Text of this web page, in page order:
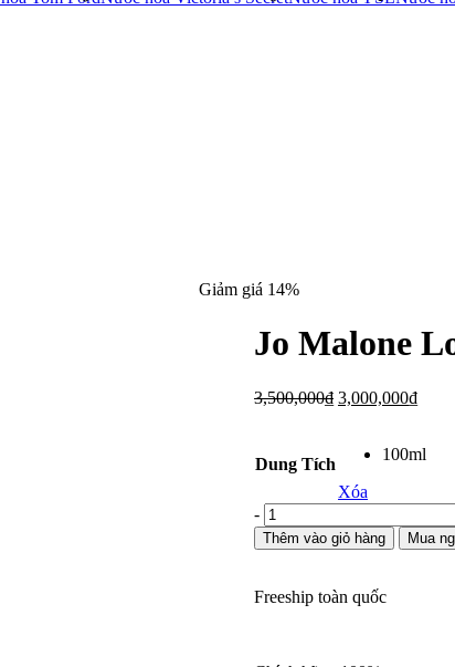
Giảm giá 14%
Jo Malone
3,500,000₫ Giá
3,500,000₫.
3,000,000₫Giá
là:
Dung Tích
100ml
Xóa
Jo
Malone
London
Cologne
-
Thêm vào giỏ hàng Mua
Freeship toàn quốc